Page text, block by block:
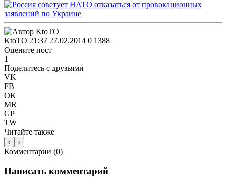
KtoTO 21:37 27.02.2014 0 1388
Оцените пост
1
Поделитесь с друзьями
VK
FB
OK
MR
GP
TW
Читайте также
‹ ›
Комментарии (0)
Написать комментарий